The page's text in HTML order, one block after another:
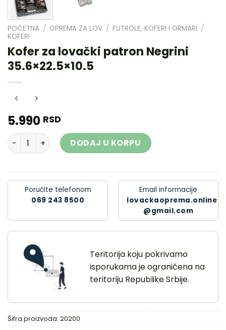
POČETNA / OPREMA ZA LOV / FUTROLE, KOFERI I ORMARI /
KOFERI
Kofer za lovački patron Negrini
35.6×22.5×10.5
5.990 RSD
Kofer za lovački patron Negrini 35.6x22.5x10.5 količina
DODAJ U KORPU
Poručite telefonom
069 243 8500
Email informacije
lovackaoprema.online
@gmail.com
Teritorija koju pokrivamo
isporukama je ograničena na
teritoriju Republike Srbije.
Šifra proizvoda: 20200